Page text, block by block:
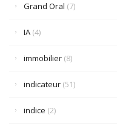
Grand Oral (7)
IA (4)
immobilier (8)
indicateur (51)
indice (2)